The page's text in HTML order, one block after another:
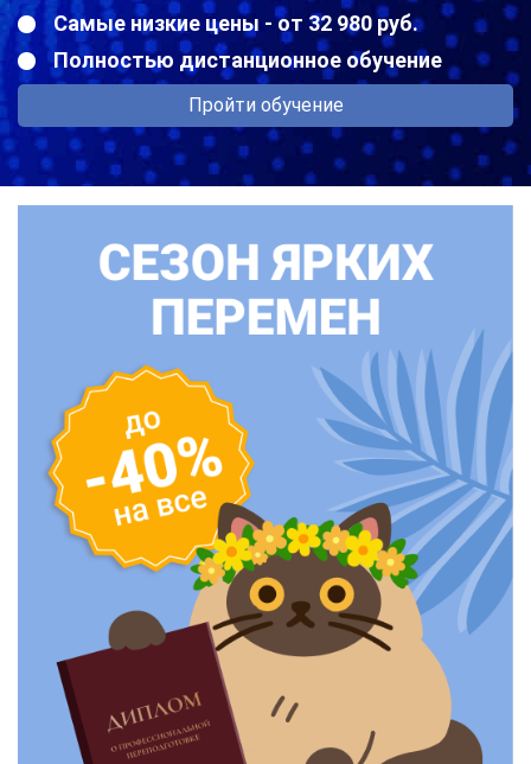
Самые низкие цены - от 32 980 руб.
Полностью дистанционное обучение
Пройти обучение